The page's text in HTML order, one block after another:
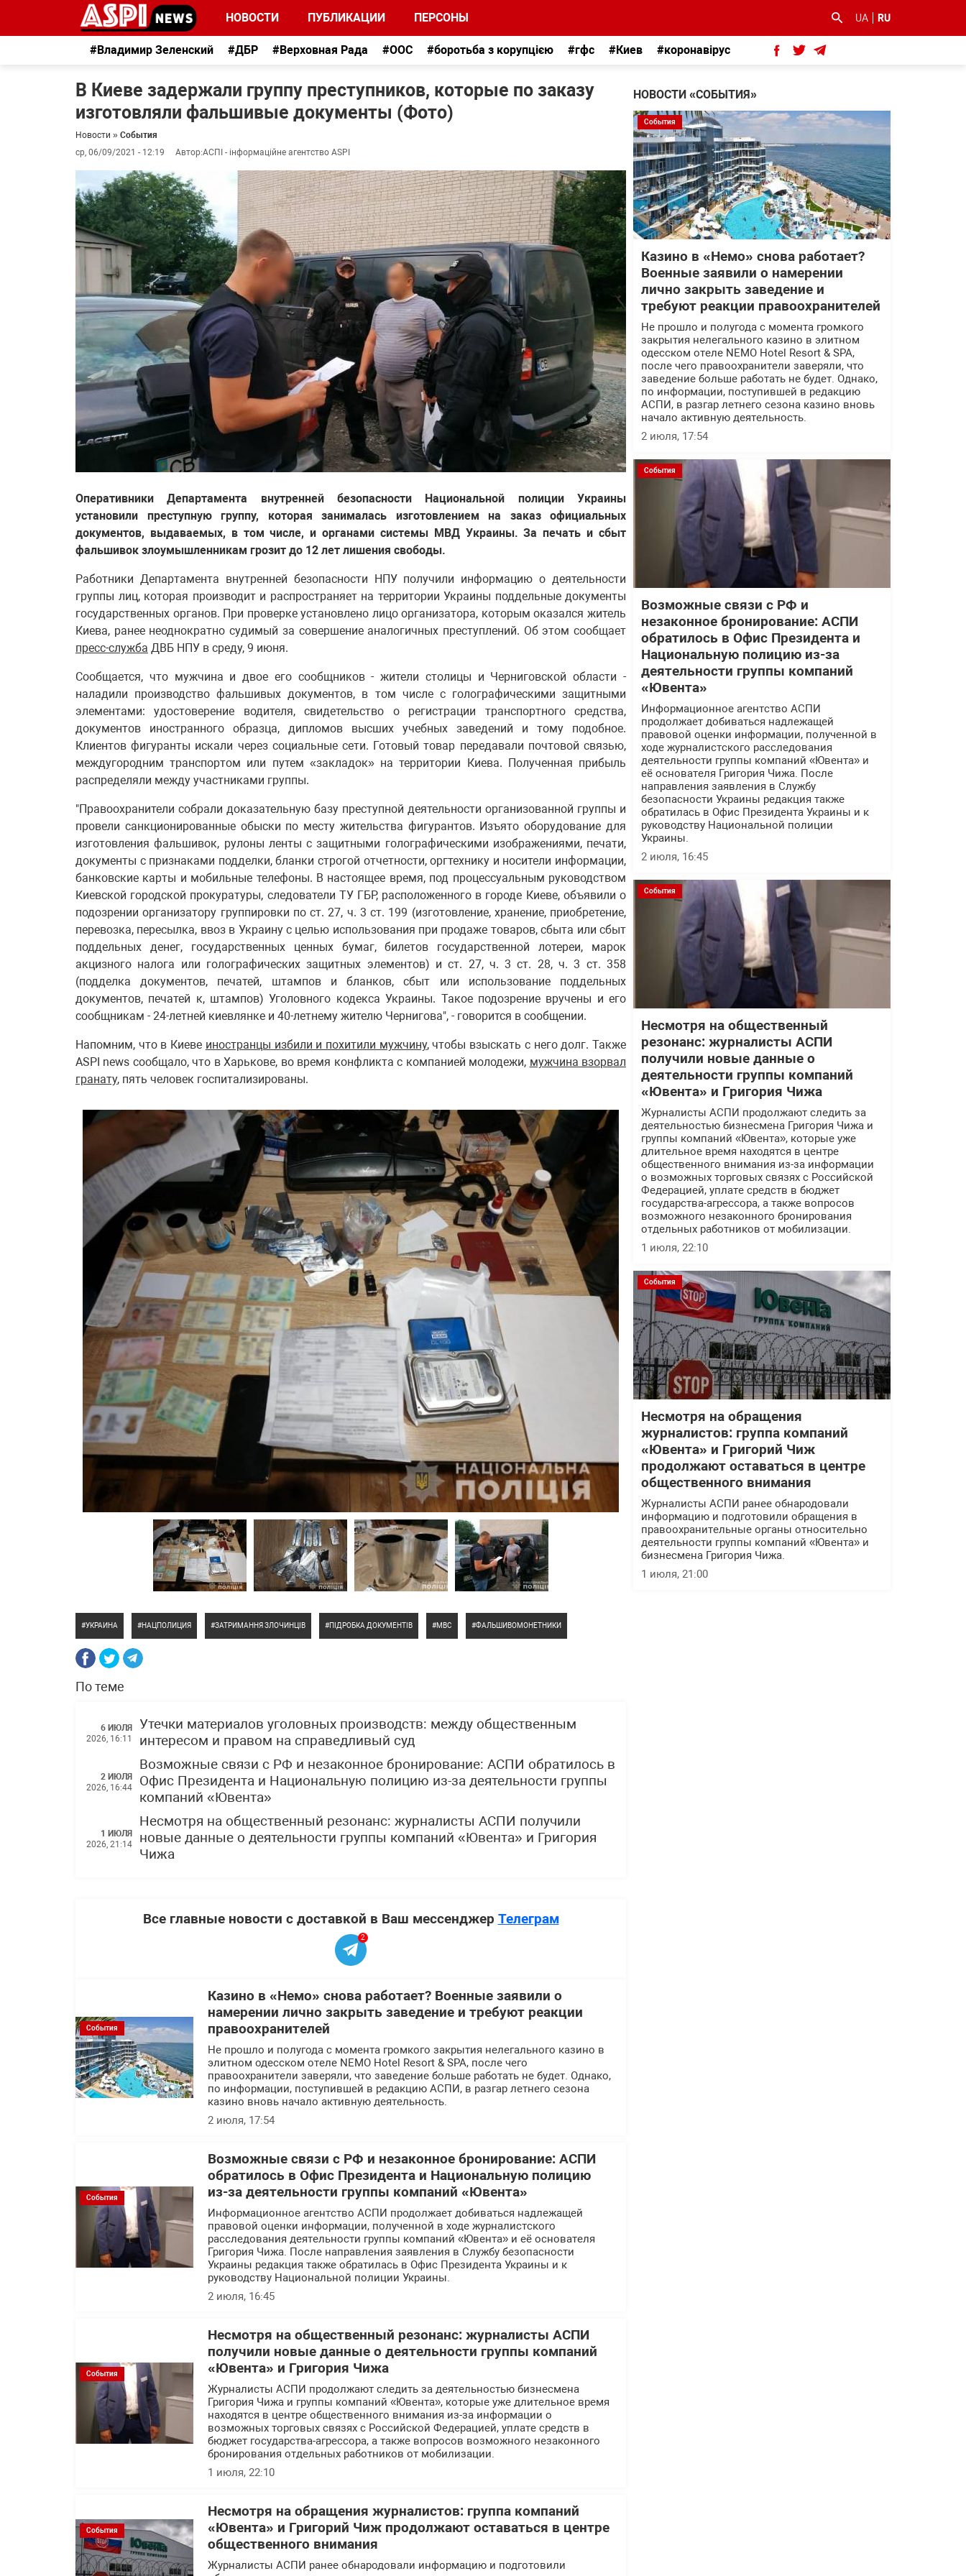
НОВОСТИ ПУБЛИКАЦИИ ПЕРСОНЫ UA RU
#Владимир Зеленский #ДБР #Верховная Рада #ООС #боротьба з корупцією #гфс #Киев #коронавірус
В Киеве задержали группу преступников, которые по заказу
изготовляли фальшивые документы (Фото)
Новости » События
ср, 06/09/2021 - 12:19
Автор:АСПІ - інформаційне агентство ASPI
Оперативники Департамента внутренней безопасности Национальной полиции Украины
установили преступную группу, которая занималась изготовлением на заказ официальных
документов, выдаваемых, в том числе, и органами системы МВД Украины. За печать и сбыт
фальшивок злоумышленникам грозит до 12 лет лишения свободы.
Работники Департамента внутренней безопасности НПУ получили информацию о деятельности
группы лиц, которая производит и распространяет на территории Украины поддельные документы
государственных органов. При проверке установлено лицо организатора, которым оказался житель
Киева, ранее неоднократно судимый за совершение аналогичных преступлений. Об этом сообщает
пресс-служба ДВБ НПУ в среду, 9 июня.
Сообщается, что мужчина и двое его сообщников - жители столицы и Черниговской области -
наладили производство фальшивых документов, в том числе с голографическими защитными
элементами: удостоверение водителя, свидетельство о регистрации транспортного средства,
документов иностранного образца, дипломов высших учебных заведений и тому подобное.
Клиентов фигуранты искали через социальные сети. Готовый товар передавали почтовой связью,
междугородним транспортом или путем «закладок» на территории Киева. Полученная прибыль
распределяли между участниками группы.
"Правоохранители собрали доказательную базу преступной деятельности организованной группы и
провели санкционированные обыски по месту жительства фигурантов. Изъято оборудование для
изготовления фальшивок, рулоны ленты с защитными голографическими изображениями, печати,
документы с признаками подделки, бланки строгой отчетности, оргтехнику и носители информации,
банковские карты и мобильные телефоны. В настоящее время, под процессуальным руководством
Киевской городской прокуратуры, следователи ТУ ГБР, расположенного в городе Киеве, объявили о
подозрении организатору группировки по ст. 27, ч. 3 ст. 199 (изготовление, хранение, приобретение,
перевозка, пересылка, ввоз в Украину с целью использования при продаже товаров, сбыта или сбыт
поддельных денег, государственных ценных бумаг, билетов государственной лотереи, марок
акцизного налога или голографических защитных элементов) и ст. 27, ч. 3 ст. 28, ч. 3 ст. 358
(подделка документов, печатей, штампов и бланков, сбыт или использование поддельных
документов, печатей к, штампов) Уголовного кодекса Украины. Такое подозрение вручены и его
сообщникам - 24-летней киевлянке и 40-летнему жителю Чернигова", - говорится в сообщении.
Напомним, что в Киеве иностранцы избили и похитили мужчину, чтобы взыскать с него долг. Также
ASPI news сообщало, что в Харькове, во время конфликта с компанией молодежи, мужчина взорвал
гранату, пять человек госпитализированы.
УКРАИНА НАЦПОЛИЦИЯ ЗАТРИМАННЯ ЗЛОЧИНЦІВ ПІДРОБКА ДОКУМЕНТІВ МВС ФАЛЬШИВОМОНЕТНИКИ
По теме
6 ИЮЛЯ
2026, 16:11
Утечки материалов уголовных производств: между общественным
интересом и правом на справедливый суд
2 ИЮЛЯ
2026, 16:44
Возможные связи с РФ и незаконное бронирование: АСПИ обратилось в
Офис Президента и Национальную полицию из-за деятельности группы
компаний «Ювента»
1 ИЮЛЯ
2026, 21:14
Несмотря на общественный резонанс: журналисты АСПИ получили
новые данные о деятельности группы компаний «Ювента» и Григория
Чижа
Все главные новости с доставкой в Ваш мессенджер Телеграм
2
События
Казино в «Немо» снова работает? Военные заявили о
намерении лично закрыть заведение и требуют реакции
правоохранителей
Не прошло и полугода с момента громкого закрытия нелегального казино в
элитном одесском отеле NEMO Hotel Resort & SPA, после чего
правоохранители заверяли, что заведение больше работать не будет. Однако,
по информации, поступившей в редакцию АСПИ, в разгар летнего сезона
казино вновь начало активную деятельность.
2 июля, 17:54
События
Возможные связи с РФ и незаконное бронирование: АСПИ
обратилось в Офис Президента и Национальную полицию
из-за деятельности группы компаний «Ювента»
Информационное агентство АСПИ продолжает добиваться надлежащей
правовой оценки информации, полученной в ходе журналистского
расследования деятельности группы компаний «Ювента» и её основателя
Григория Чижа. После направления заявления в Службу безопасности
Украины редакция также обратилась в Офис Президента Украины и к
руководству Национальной полиции Украины.
2 июля, 16:45
События
Несмотря на общественный резонанс: журналисты АСПИ
получили новые данные о деятельности группы компаний
«Ювента» и Григория Чижа
Журналисты АСПИ продолжают следить за деятельностью бизнесмена
Григория Чижа и группы компаний «Ювента», которые уже длительное время
находятся в центре общественного внимания из-за информации о
возможных торговых связях с Российской Федерацией, уплате средств в
бюджет государства-агрессора, а также вопросов возможного незаконного
бронирования отдельных работников от мобилизации.
1 июля, 22:10
События
Несмотря на обращения журналистов: группа компаний
«Ювента» и Григорий Чиж продолжают оставаться в центре
общественного внимания
Журналисты АСПИ ранее обнародовали информацию и подготовили
НОВОСТИ «СОБЫТИЯ»
События
Казино в «Немо» снова работает?
Военные заявили о намерении
лично закрыть заведение и
требуют реакции правоохранителей
Не прошло и полугода с момента громкого
закрытия нелегального казино в элитном
одесском отеле NEMO Hotel Resort & SPA,
после чего правоохранители заверяли, что
заведение больше работать не будет. Однако,
по информации, поступившей в редакцию
АСПИ, в разгар летнего сезона казино вновь
начало активную деятельность.
2 июля, 17:54
События
Возможные связи с РФ и
незаконное бронирование: АСПИ
обратилось в Офис Президента и
Национальную полицию из-за
деятельности группы компаний
«Ювента»
Информационное агентство АСПИ
продолжает добиваться надлежащей
правовой оценки информации, полученной в
ходе журналистского расследования
деятельности группы компаний «Ювента» и
её основателя Григория Чижа. После
направления заявления в Службу
безопасности Украины редакция также
обратилась в Офис Президента Украины и к
руководству Национальной полиции
Украины.
2 июля, 16:45
События
Несмотря на общественный
резонанс: журналисты АСПИ
получили новые данные о
деятельности группы компаний
«Ювента» и Григория Чижа
Журналисты АСПИ продолжают следить за
деятельностью бизнесмена Григория Чижа и
группы компаний «Ювента», которые уже
длительное время находятся в центре
общественного внимания из-за информации
о возможных торговых связях с Российской
Федерацией, уплате средств в бюджет
государства-агрессора, а также вопросов
возможного незаконного бронирования
отдельных работников от мобилизации.
1 июля, 22:10
События
Несмотря на обращения
журналистов: группа компаний
«Ювента» и Григорий Чиж
продолжают оставаться в центре
общественного внимания
Журналисты АСПИ ранее обнародовали
информацию и подготовили обращения в
правоохранительные органы относительно
деятельности группы компаний «Ювента» и
бизнесмена Григория Чижа.
1 июля, 21:00